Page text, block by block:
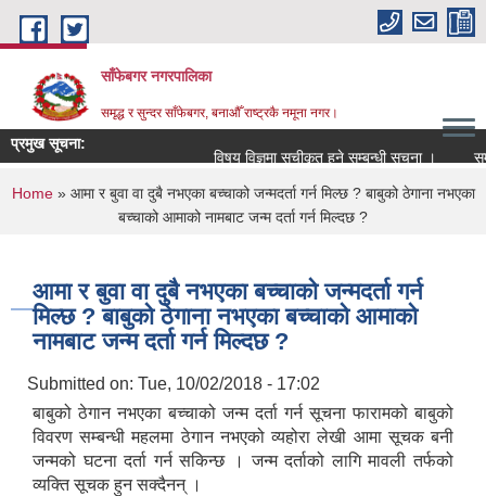
Skip to main content
साँफेबगर नगरपालिका
समृद्ध र सुन्दर साँफेबगर, बनाऔँ राष्ट्रकै नमूना नगर।
प्रमुख सूचना:
विषय विज्ञमा सुचीकृत हुने सम्बन्धी सूचना ।
You are here
Home» आमा र बुवा वा दुबै नभएका बच्चाको जन्मदर्ता गर्न मिल्छ ? बाबुको ठेगाना नभएका
बच्चाको आमाको नामबाट जन्म दर्ता गर्न मिल्दछ ?
आमा र बुवा वा दुबै नभएका बच्चाको जन्मदर्ता गर्न
मिल्छ ? बाबुको ठेगाना नभएका बच्चाको आमाको
नामबाट जन्म दर्ता गर्न मिल्दछ ?
Submitted on: Tue, 10/02/2018 - 17:02
बाबुको ठेगान नभएका बच्चाको जन्म दर्ता गर्न सूचना फारामको बाबुको
विवरण सम्बन्धी महलमा ठेगान नभएको व्यहोरा लेखी आमा सूचक बनी
जन्मको घटना दर्ता गर्न सकिन्छ । जन्म दर्ताको लागि मावली तर्फको
व्यक्ति सूचक हुन सक्दैनन् ।